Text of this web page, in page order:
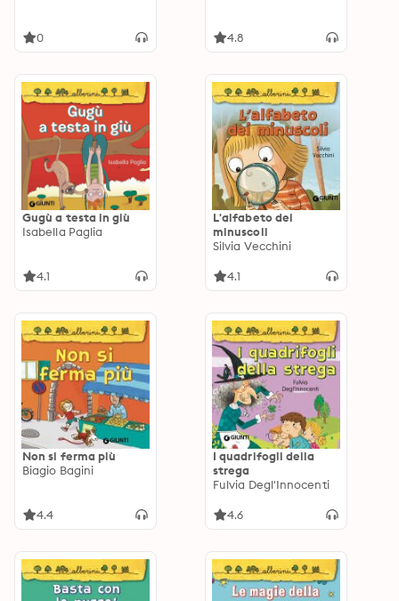
0 4.8
Gugù a testa in giù
Isabella Paglia
4.1
L'alfabeto dei
minuscoli
Silvia Vecchini
4.1
Non si ferma più
Biagio Bagini
4.4
I quadrifogli della
strega
Fulvia Degl'Innocenti
4.6